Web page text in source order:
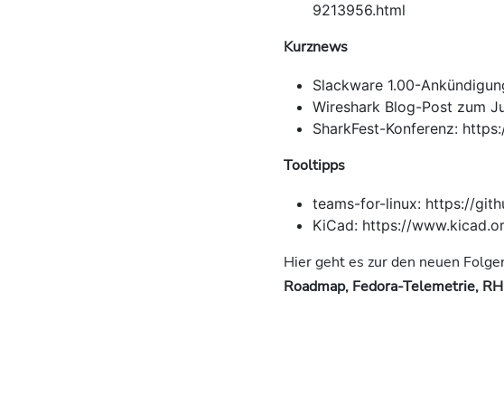
9213956.html
Kurznews
Slackware 1.00-
Wireshark Blog-Post zum
SharkFest-Konferenz:
Tooltipps
teams-for-linux: https://
KiCad: https://
Hier geht es zur den neuen
Roadmap, Fedora-Telemetrie,